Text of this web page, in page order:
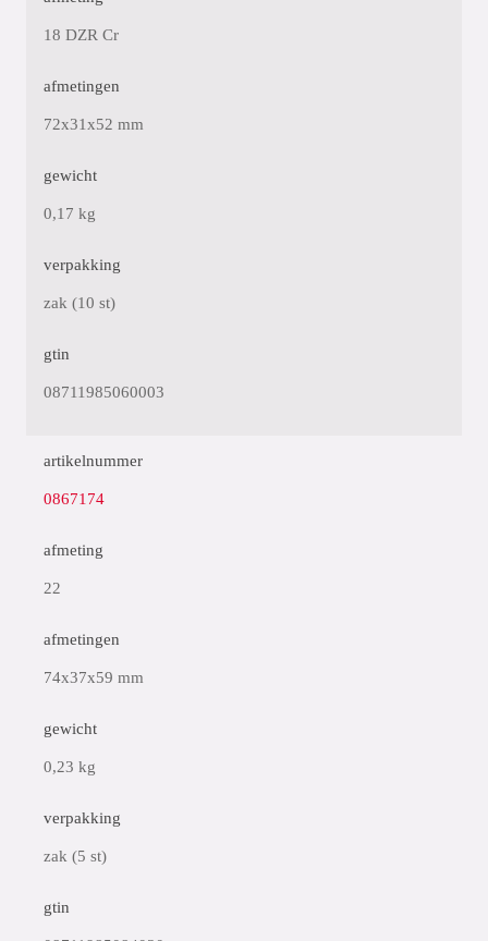
18 DZR Cr
afmetingen
72x31x52 mm
gewicht
0,17 kg
verpakking
zak (10 st)
gtin
08711985060003
artikelnummer
0867174
afmeting
22
afmetingen
74x37x59 mm
gewicht
0,23 kg
verpakking
zak (5 st)
gtin